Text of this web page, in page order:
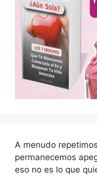
A menudo
permanecemos
eso no es lo que